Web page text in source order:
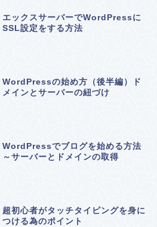
エックスサーバーでWordPressに
SSL設定をする方法
WordPressの始め方（後半編）ド
メインとサーバーの紐づけ
WordPressでブログを始める方法
～サーバーとドメインの取得
超初心者がタッチタイピングを身に
つける為のポイント